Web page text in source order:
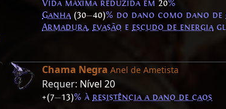
Vida máxima reduzida em 20%
Ganha (30—40)% do dano como dano de
Armadura, evasão e escudo de energia
Chama Negra Anel de Ametista
Requer: Nível 20
+(7—13)% à resistência a dano de caos